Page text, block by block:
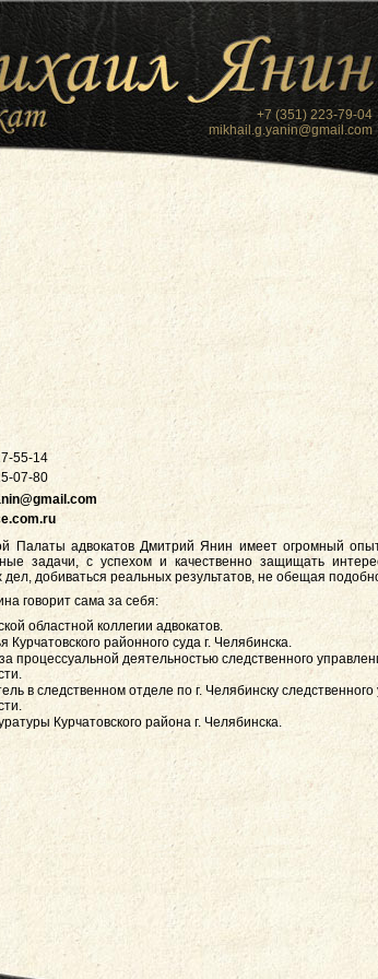
+7 (351) 223-79-04
mikhail.g.yanin@gmail.com
55-14
07-80
Палаты адвокатов Дмитрий Янин имеет огромный
задачи, с успехом и качественно защищать
дел, добиваться реальных результатов, не обещая
говорит сама за себя:
областной коллегии адвокатов.
районного суда г. Челябинска.
процессуальной деятельностью следственного
в следственном отделе по г. Челябинску
Курчатовского района г. Челябинска.